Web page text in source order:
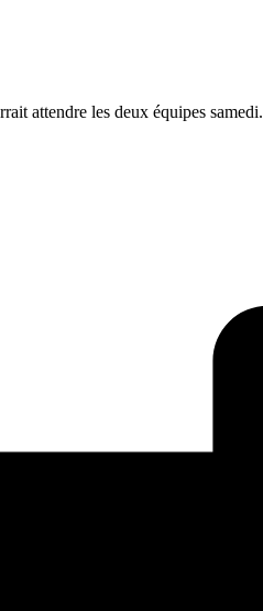
attendre les deux équipes samedi.